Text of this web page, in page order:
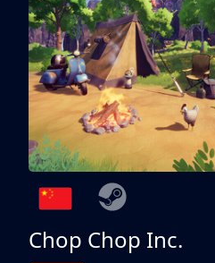
Chop Chop Inc.